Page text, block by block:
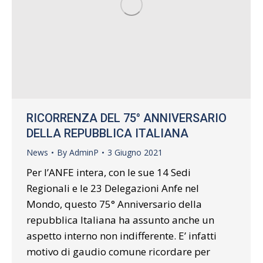
RICORRENZA DEL 75° ANNIVERSARIO
DELLA REPUBBLICA ITALIANA
News By AdminP 3 Giugno 2021
Per l’ANFE intera, con le sue 14 Sedi
Regionali e le 23 Delegazioni Anfe nel
Mondo, questo 75° Anniversario della
repubblica Italiana ha assunto anche un
aspetto interno non indifferente. E’ infatti
motivo di gaudio comune ricordare per